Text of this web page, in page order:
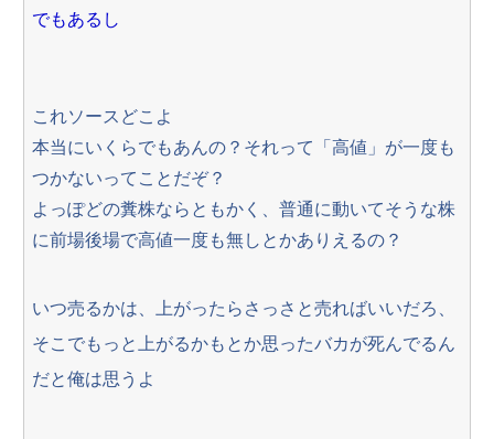
でもあるし
これソースどこよ
本当にいくらでもあんの？それって「高値」が一度も
つかないってことだぞ？
よっぽどの糞株ならともかく、普通に動いてそうな株
に前場後場で高値一度も無しとかありえるの？
いつ売るかは、上がったらさっさと売ればいいだろ、
そこでもっと上がるかもとか思ったバカが死んでるん
だと俺は思うよ